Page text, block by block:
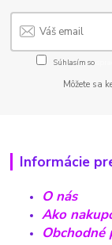
Súhlasím so
Môžete sa
Informácie
O nás
Ako
Obchodné